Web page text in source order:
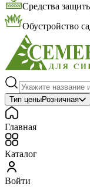
Средства
Обустройство
Тип ценыРозничная
Главная
Каталог
Войти